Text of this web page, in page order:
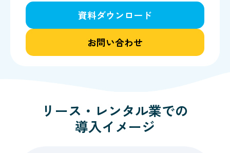
資料ダウンロード
お問い合わせ
リース・レンタル業での
導入イメージ